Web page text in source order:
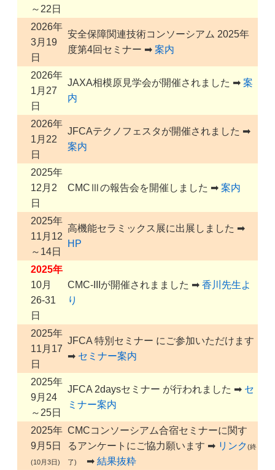
～22日
2026年
3月19
日
安全保障関連技術コンソーシアム 2025年
度第4回セミナー ➡ 案内
2026年
1月27
日
JAXA相模原見学会が開催されました ➡ 案
内
2026年
1月22
日
JFCAテクノフェスタが開催されました ➡
案内
2025年
12月2
日
CMCⅢの報告会を開催しました ➡ 案内
2025年
11月12
～14日
高機能セラミックス展に出展しました ➡
HP
2025年
10月
26-31
日
CMC-IIIが開催されまました ➡ 香川先生よ
り
2025年
11月17
日
JFCA 特別セミナー にご参加いただけます
➡ セミナー案内
2025年
9月24
～25日
JFCA 2daysセミナー が行われました ➡ セ
ミナー案内
2025年
9月5日
(10月3日)
CMCコンソーシアム合宿セミナーに関す
るアンケートにご協力願います ➡ リンク(終
了) ➡ 結果抜粋